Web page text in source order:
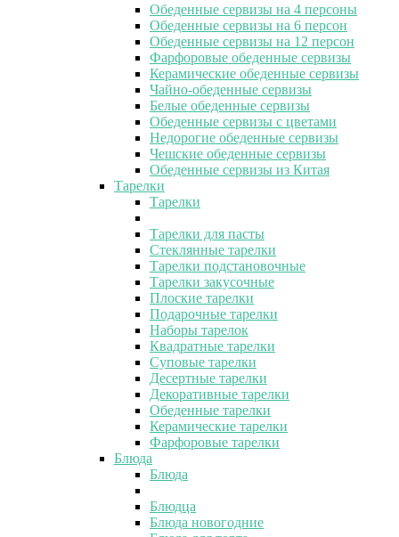
Обеденные сервизы на 4 персоны
Обеденные сервизы на 6 персон
Обеденные сервизы на 12 персон
Фарфоровые обеденные сервизы
Керамические обеденные сервизы
Чайно-обеденные сервизы
Белые обеденные сервизы
Обеденные сервизы с цветами
Недорогие обеденные сервизы
Чешские обеденные сервизы
Обеденные сервизы из Китая
Тарелки
Тарелки
Тарелки для пасты
Стеклянные тарелки
Тарелки подстановочные
Тарелки закусочные
Плоские тарелки
Подарочные тарелки
Наборы тарелок
Квадратные тарелки
Суповые тарелки
Десертные тарелки
Декоративные тарелки
Обеденные тарелки
Керамические тарелки
Фарфоровые тарелки
Блюда
Блюда
Блюдца
Блюда новогодние